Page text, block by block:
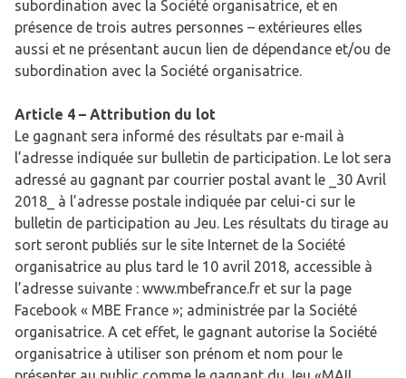
subordination avec la Société organisatrice, et en
présence de trois autres personnes – extérieures elles
aussi et ne présentant aucun lien de dépendance et/ou de
subordination avec la Société organisatrice.
Article 4 – Attribution du lot
Le gagnant sera informé des résultats par e-mail à
l’adresse indiquée sur bulletin de participation. Le lot sera
adressé au gagnant par courrier postal avant le _30 Avril
2018_ à l’adresse postale indiquée par celui-ci sur le
bulletin de participation au Jeu. Les résultats du tirage au
sort seront publiés sur le site Internet de la Société
organisatrice au plus tard le 10 avril 2018, accessible à
l’adresse suivante : www.mbefrance.fr et sur la page
Facebook « MBE France »; administrée par la Société
organisatrice. A cet effet, le gagnant autorise la Société
organisatrice à utiliser son prénom et nom pour le